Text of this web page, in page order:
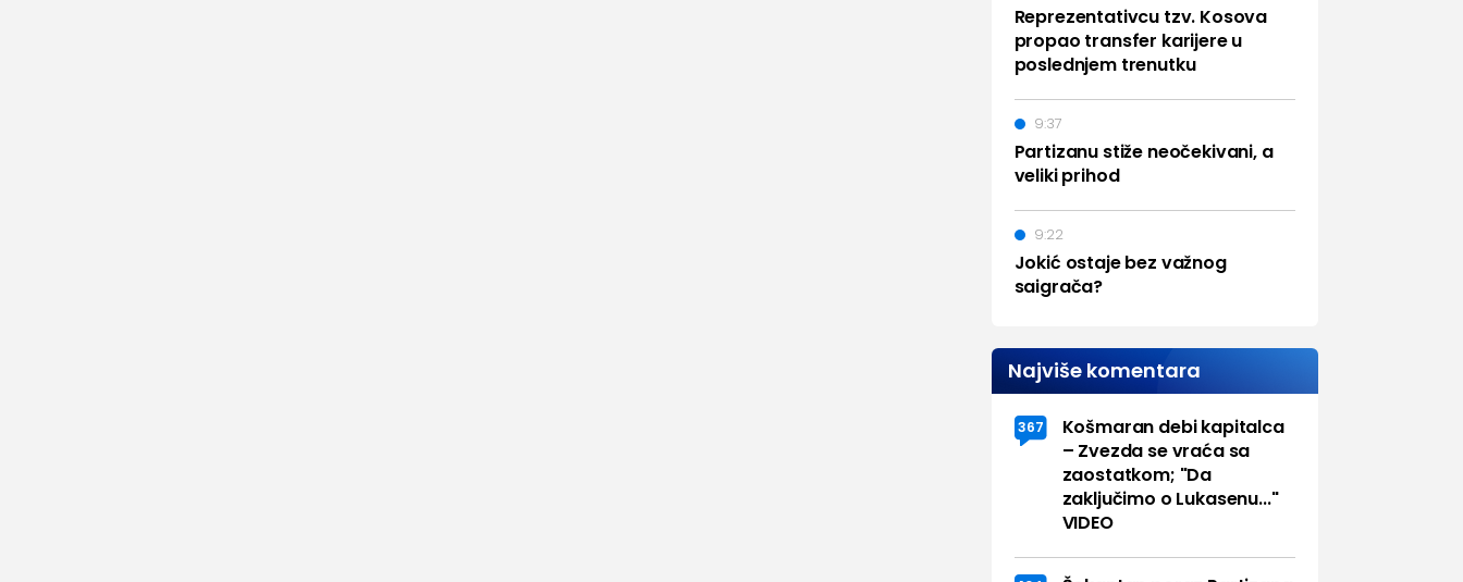
Reprezentativcu tzv. Kosova
propao transfer karijere u
poslednjem trenutku
Partizanu stiže neočekivani, a
veliki prihod
9:37
Jokić ostaje bez važnog
saigrača?
9:22
Najviše komentara
367
Košmaran debi kapitalca
– Zvezda se vraća sa
zaostatkom; "Da
zaključimo o Lukasenu..."
VIDEO